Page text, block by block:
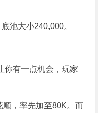
池大小240,000。
你有一点机会，玩家
，率先加至80K。而